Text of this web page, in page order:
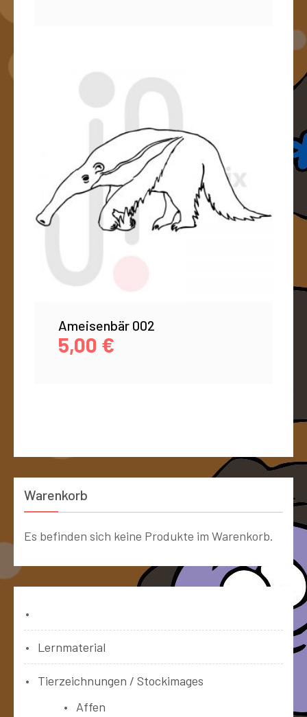
Ameisenbär 002
5,00 €
Warenkorb
Es befinden sich keine Produkte im Warenkorb.
Lernmaterial
Tierzeichnungen / Stockimages
Affen